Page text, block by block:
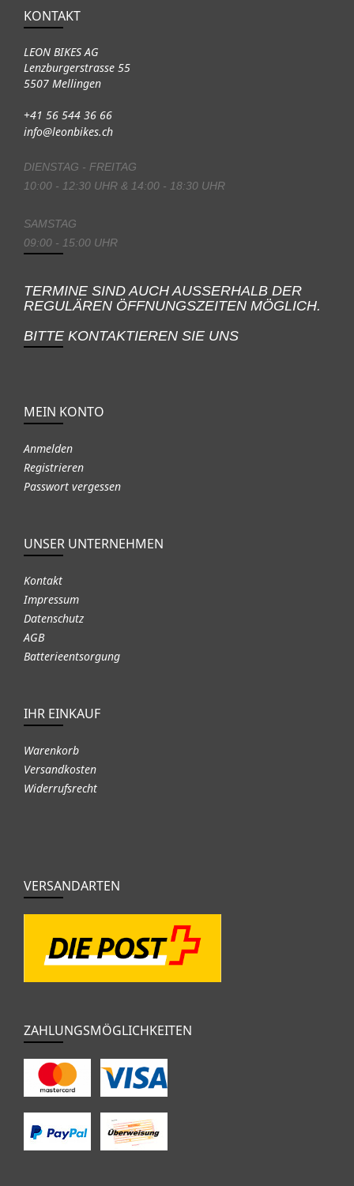
KONTAKT
LEON BIKES AG
Lenzburgerstrasse 55
5507 Mellingen
+41 56 544 36 66
info@leonbikes.ch
DIENSTAG - FREITAG
10:00 - 12:30 UHR & 14:00 - 18:30 UHR
SAMSTAG
09:00 - 15:00 UHR
TERMINE SIND AUCH AUSSERHALB DER
REGULÄREN ÖFFNUNGSZEITEN MÖGLICH.
BITTE KONTAKTIEREN SIE UNS
MEIN KONTO
Anmelden
Registrieren
Passwort vergessen
UNSER UNTERNEHMEN
Kontakt
Impressum
Datenschutz
AGB
Batterieentsorgung
IHR EINKAUF
Warenkorb
Versandkosten
Widerrufsrecht
VERSANDARTEN
ZAHLUNGSMÖGLICHKEITEN